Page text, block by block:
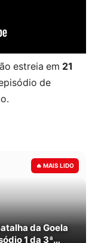
estreia em 21
de
da Goela
1 da 3ª